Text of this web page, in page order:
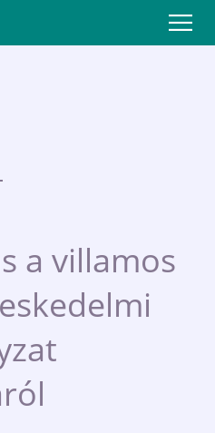
a villamos